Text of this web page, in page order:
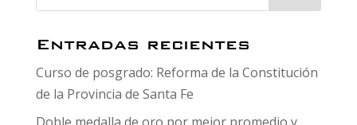
Entradas recientes
Curso de posgrado: Reforma de la Constitución
de la Provincia de Santa Fe